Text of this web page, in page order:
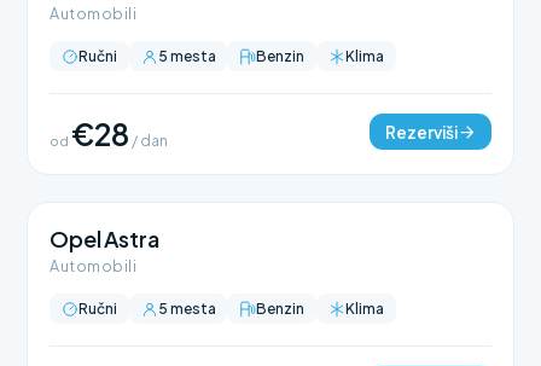
Automobili
Ručni 5 mesta Benzin Klima
od €28 / dan Rezerviši
Opel Astra
Automobili
Ručni 5 mesta Benzin Klima